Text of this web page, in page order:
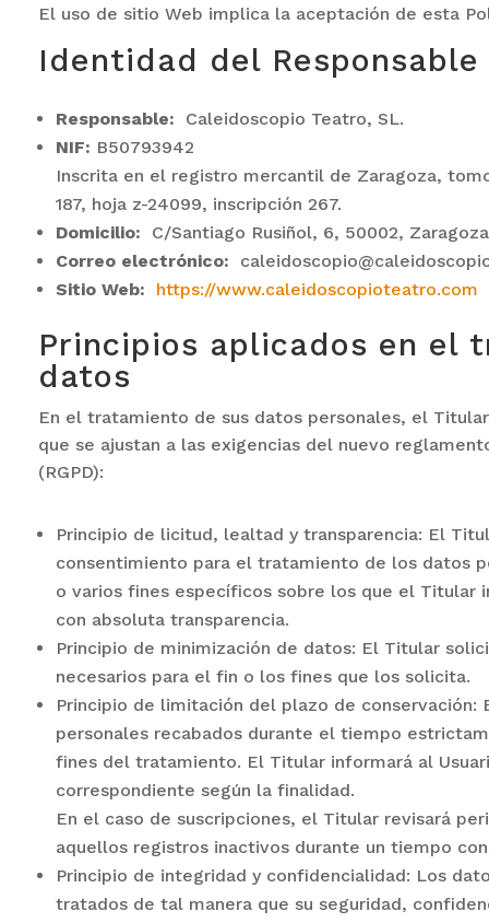
El uso de sitio Web implica la aceptación de esta
Identidad del Responsable
Responsable: Caleidoscopio Teatro, SL.
NIF: B50793942
Inscrita en el registro mercantil de Zaragoza,
187, hoja z-24099, inscripción 267.
Domicilio: C/Santiago Rusiñol, 6, 50002,
Correo electrónico:
Sitio Web:
https://www.caleidoscopioteatro.com
Principios aplicados en el
datos
En el tratamiento de sus datos personales, el
que se ajustan a las exigencias del nuevo
(RGPD):
Principio de licitud, lealtad y transparencia: El
consentimiento para el tratamiento de los datos
o varios fines específicos sobre los que el Titular
con absoluta transparencia.
Principio de minimización de datos: El Titular
necesarios para el fin o los fines que los solicita.
Principio de limitación del plazo de
personales recabados durante el tiempo
fines del tratamiento. El Titular informará al
correspondiente según la finalidad.
En el caso de suscripciones, el Titular revisará
aquellos registros inactivos durante un tiempo
Principio de integridad y confidencialidad: Los
tratados de tal manera que su seguridad,